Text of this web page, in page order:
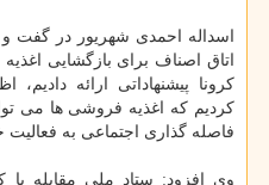
اسداله احمدی شهریور در گفت و
اتاق اصناف برای بازگشایی
کرونا پیشنهاداتی ارائه دادیم،
کردیم که اغذیه فروشی ها می
فاصله گذاری اجتماعی به فعالیت
وی افزود: ستاد ملی مقابله با